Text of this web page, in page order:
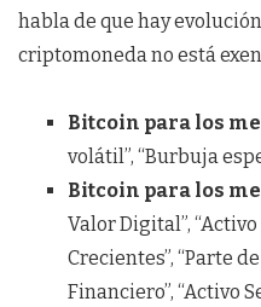
habla de que hay
criptomoneda no está
Bitcoin para los
volátil”, “Burbuja
Bitcoin para los
Valor Digital”,
Crecientes”, “Parte
Financiero”, “Activo